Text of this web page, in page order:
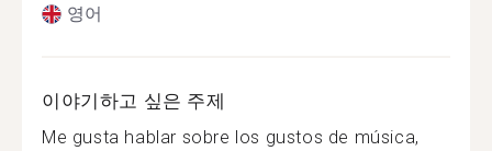
영어
이야기하고 싶은 주제
Me gusta hablar sobre los gustos de música,